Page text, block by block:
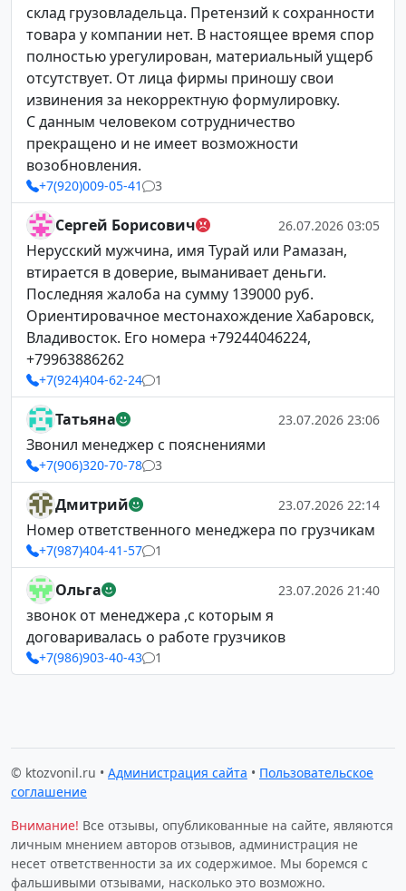
склад грузовладельца. Претензий к сохранности
товара у компании нет. В настоящее время спор
полностью урегулирован, материальный ущерб
отсутствует. От лица фирмы приношу свои
извинения за некорректную формулировку.
С данным человеком сотрудничество
прекращено и не имеет возможности
возобновления.
+7(920)009-05-41 3
Сергей Борисович 26.07.2026 03:05
Нерусский мужчина, имя Турай или Рамазан,
втирается в доверие, выманивает деньги.
Последняя жалоба на сумму 139000 руб.
Ориентировачное местонахождение Хабаровск,
Владивосток. Его номера +79244046224,
+79963886262
+7(924)404-62-24 1
Татьяна 23.07.2026 23:06
Звонил менеджер с пояснениями
+7(906)320-70-78 3
Дмитрий 23.07.2026 22:14
Номер ответственного менеджера по грузчикам
+7(987)404-41-57 1
Ольга 23.07.2026 21:40
звонок от менеджера ,с которым я
договаривалась о работе грузчиков
+7(986)903-40-43 1
© ktozvonil.ru • Администрация сайта • Пользовательское
соглашение
Внимание! Все отзывы, опубликованные на сайте, являются
личным мнением авторов отзывов, администрация не
несет ответственности за их содержимое. Мы боремся с
фальшивыми отзывами, насколько это возможно.